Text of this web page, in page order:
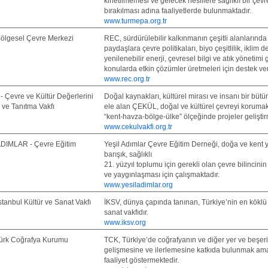
bırakılması adına faaliyetlerde bulunmaktadır.
www.turmepa.org.tr
Çevre Merkezi
REC, sürdürülebilir kalkınmanın çeşitli alanlarında
paydaşlara çevre politikaları, biyo çeşitlilik, iklim
yenilenebilir enerji, çevresel bilgi ve atık yönetimi
konularda etkin çözümler üretmeleri için destek
www.rec.org.tr
Çevre ve Kültür Değerlerini
Tanıtma Vakfı
Doğal kaynakları, kültürel mirası ve insanı bir
ele alan ÇEKÜL, doğal ve kültürel çevreyi
“kent-havza-bölge-ülke” ölçeğinde projeler
www.cekulvakfi.org.tr
- Çevre Eğitim
Yeşil Adımlar Çevre Eğitim Derneği, doğa ve kent
barışık, sağlıklı
21. yüzyıl toplumu için gerekli olan çevre bilincinin
ve yaygınlaşması için çalışmaktadır.
www.yesiladimlar.org
Kültür ve Sanat Vakfı
İKSV, dünya çapında tanınan, Türkiye’nin en
sanat vakfıdır.
www.iksv.org
Coğrafya Kurumu
TCK, Türkiye’de coğrafyanın ve diğer yer ve
gelişmesine ve ilerlemesine katkıda bulunmak
faaliyet göstermektedir.